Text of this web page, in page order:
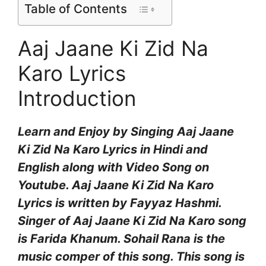
Table of Contents
Aaj Jaane Ki Zid Na
Karo Lyrics
Introduction
Learn and Enjoy by Singing Aaj Jaane
Ki Zid Na Karo Lyrics in Hindi and
English along with Video Song on
Youtube. Aaj Jaane Ki Zid Na Karo
Lyrics is written by Fayyaz Hashmi.
Singer of Aaj Jaane Ki Zid Na Karo song
is Farida Khanum. Sohail Rana is the
music comper of this song. This song is